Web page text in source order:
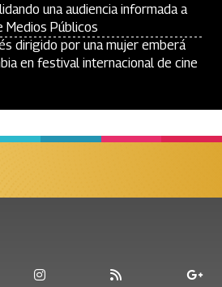
una audiencia informada a
Públicos
dirigido por una mujer emberá
en festival internacional de cine